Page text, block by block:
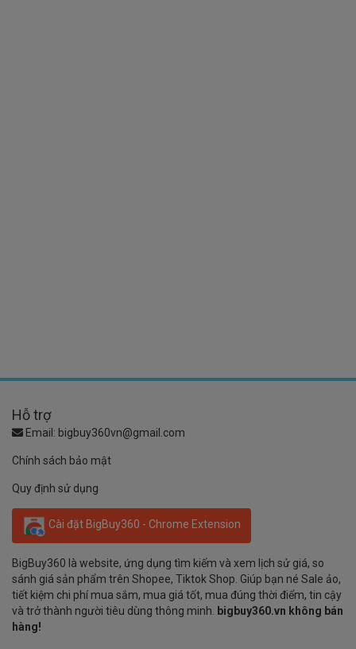
Hỗ trợ
Email: bigbuy360vn@gmail.com
Chính sách bảo mật
Quy định sử dụng
Cài đặt BigBuy360 - Chrome Extension
BigBuy360 là website, ứng dụng tìm kiếm và xem lịch sử giá, so
sánh giá sản phẩm trên Shopee, Tiktok Shop. Giúp bạn né Sale ảo,
tiết kiệm chi phí mua sắm, mua giá tốt, mua đúng thời điểm, tin cậy
và trở thành người tiêu dùng thông minh.
bigbuy360.vn không bán
hàng!